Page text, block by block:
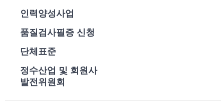
인력양성사업
품질검사필증 신청
단체표준
정수산업 및 회원사
발전위원회